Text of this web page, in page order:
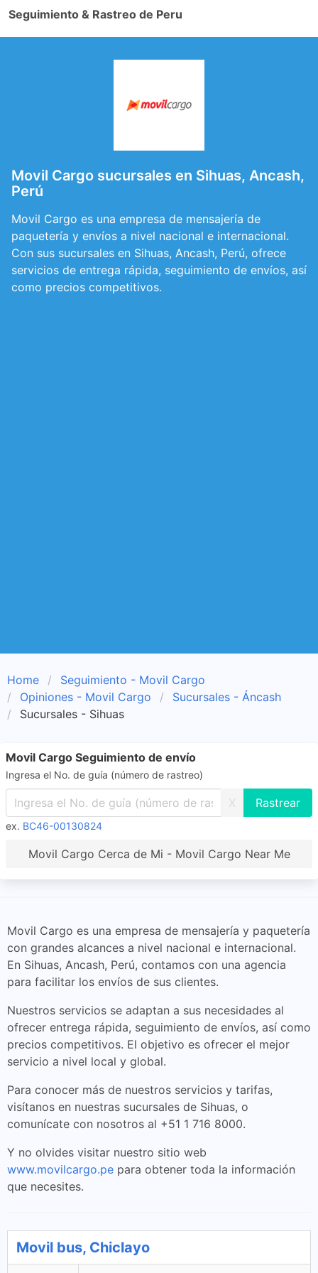
Seguimiento & Rastreo de Peru
Movil Cargo sucursales en Sihuas, Ancash,
Perú
Movil Cargo es una empresa de mensajería de
paquetería y envíos a nivel nacional e internacional.
Con sus sucursales en Sihuas, Ancash, Perú, ofrece
servicios de entrega rápida, seguimiento de envíos, así
como precios competitivos.
Home
Seguimiento - Movil Cargo
Opiniones - Movil Cargo
Sucursales - Áncash
Sucursales - Sihuas
Movil Cargo Seguimiento de envío
Ingresa el No. de guía (número de rastreo)
X
ex. BC46-00130824
Movil Cargo Cerca de Mi - Movil Cargo Near Me
Movil Cargo es una empresa de mensajería y paquetería
con grandes alcances a nivel nacional e internacional.
En Sihuas, Ancash, Perú, contamos con una agencia
para facilitar los envíos de sus clientes.
Nuestros servicios se adaptan a sus necesidades al
ofrecer entrega rápida, seguimiento de envíos, así como
precios competitivos. El objetivo es ofrecer el mejor
servicio a nivel local y global.
Para conocer más de nuestros servicios y tarifas,
visítanos en nuestras sucursales de Sihuas, o
comunícate con nosotros al +51 1 716 8000.
Y no olvides visitar nuestro sitio web
www.movilcargo.pe para obtener toda la información
que necesites.
Movil bus, Chiclayo